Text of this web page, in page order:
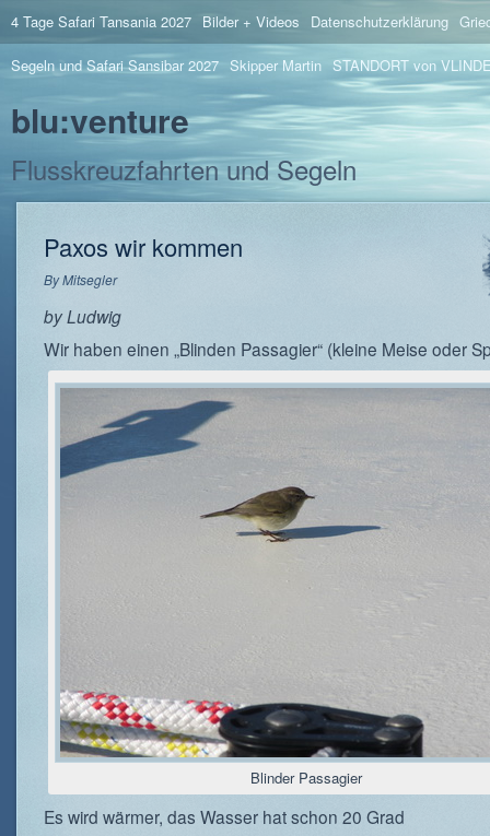
4 Tage Safari Tansania 2027 Bilder + Videos Datenschutzerklärung
Segeln und Safari Sansibar 2027 Skipper Martin STANDORT von
blu:venture
Flusskreuzfahrten und Segeln
Paxos wir kommen
ByMitsegler
by Ludwig
Wir haben einen „Blinden Passagier“ (kleine Meise oder
Blinder Passagier
Es wird wärmer, das Wasser hat schon 20 Grad